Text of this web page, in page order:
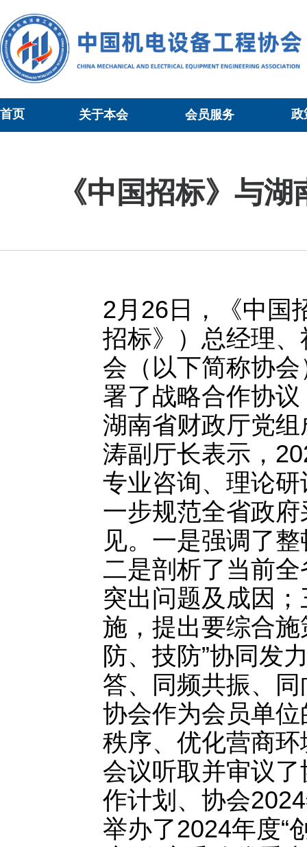
首页 关于本会 会员服务 政
《中国招标》与
2月26日，《中国
招标》）总经理
会（以下简称协
署了战略合作协
湖南省财政厅党
涛副厅长表示，
专业咨询、理论
一步规范全省政
见。一是强调了
二是剖析了当前
突出问题及成因
施，提出要综合
防、技防”协同发
答、同频共振、
协会作为会员单
秩序、优化营商
会议听取并审议
作计划、协会
举办了2024年度“